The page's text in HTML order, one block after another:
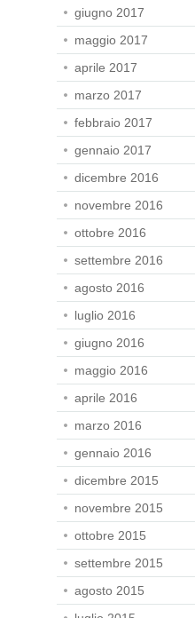
giugno 2017
maggio 2017
aprile 2017
marzo 2017
febbraio 2017
gennaio 2017
dicembre 2016
novembre 2016
ottobre 2016
settembre 2016
agosto 2016
luglio 2016
giugno 2016
maggio 2016
aprile 2016
marzo 2016
gennaio 2016
dicembre 2015
novembre 2015
ottobre 2015
settembre 2015
agosto 2015